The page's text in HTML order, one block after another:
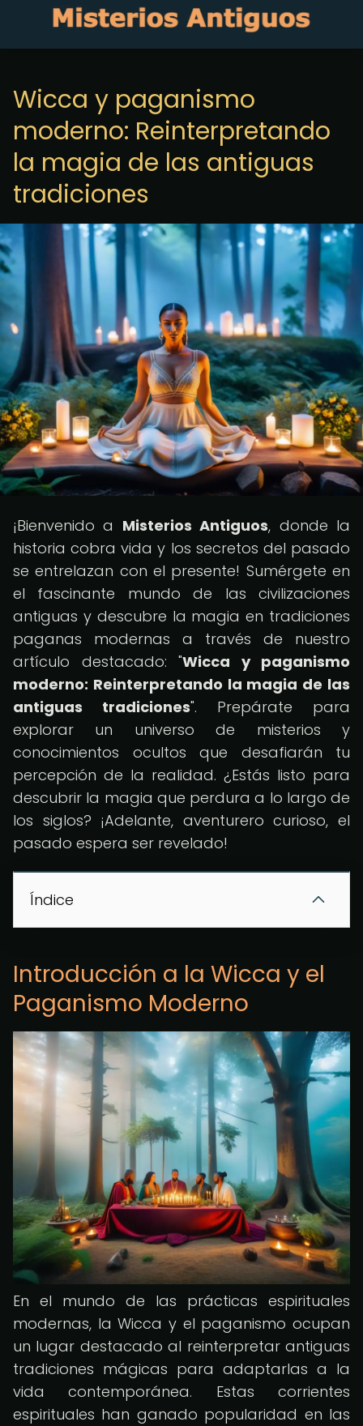
Wicca y paganismo
moderno: Reinterpretando
la magia de las antiguas
tradiciones
¡Bienvenido a Misterios Antiguos, donde la
historia cobra vida y los secretos del pasado
se entrelazan con el presente! Sumérgete en
el fascinante mundo de las civilizaciones
antiguas y descubre la magia en tradiciones
paganas modernas a través de nuestro
artículo destacado: "Wicca y paganismo
moderno: Reinterpretando la magia de las
antiguas tradiciones". Prepárate para
explorar un universo de misterios y
conocimientos ocultos que desafiarán tu
percepción de la realidad. ¿Estás listo para
descubrir la magia que perdura a lo largo de
los siglos? ¡Adelante, aventurero curioso, el
pasado espera ser revelado!
Índice
Introducción a la Wicca y el
Paganismo Moderno
En el mundo de las prácticas espirituales
modernas, la Wicca y el paganismo ocupan
un lugar destacado al reinterpretar antiguas
tradiciones mágicas para adaptarlas a la
vida contemporánea. Estas corrientes
espirituales han ganado popularidad en las